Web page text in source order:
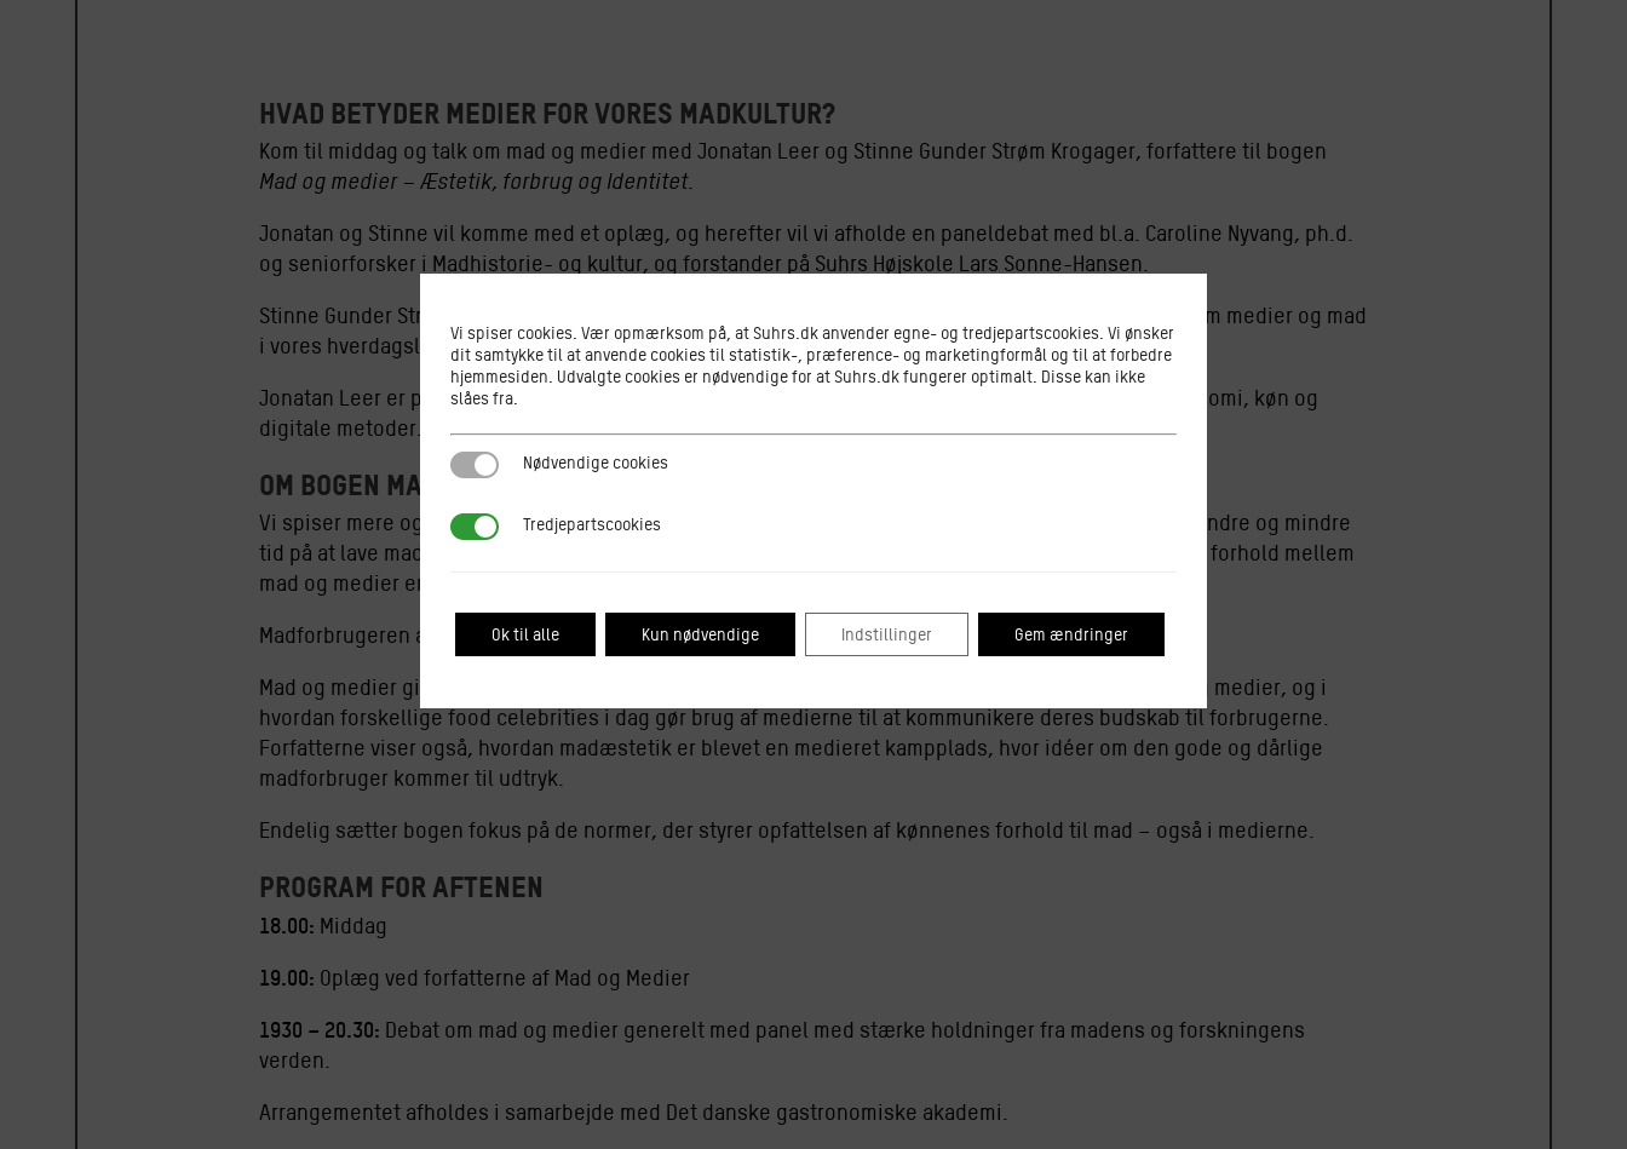
Hvad betyder medier for vores madkultur?
Kom til middag og talk om mad og medier med Jonatan Leer og Stinne Gunder Strøm Krogager, forfattere til bogen
Mad og medier – Æstetik, forbrug og Identitet.
Jonatan og Stinne vil komme med et oplæg, og herefter vil vi afholde en paneldebat med bl.a. Caroline Nyvang, ph.d.
og seniorforsker i Madhistorie- og kultur, og forstander på Suhrs Højskole Lars Sonne-Hansen.
Stinne Gunder Strøm Krogager er lektor (AAU), ph.d. og medieforsker med interesse i forholdet mellem medier og mad
i vores hverdagsliv, køn og metode.
Jonatan Leer er ph.d., adjunkt (AAU) og madkulturforsker med speciale i madmedier, oplevelsesøkonomi, køn og
digitale metoder.
Om bogen Mad & Medier
Vi spiser mere og mere alene, mens folk samles i nye online madfællesskaber. Vi bruger generelt mindre og mindre
tid på at lave mad, men tager og poster billeder af mad som aldrig før. Paradokserne i det komplekse forhold mellem
mad og medier er mange.
Madforbrugeren anno 2021 er også medieforbruger.
Mad og medier giver en grundlæggende indføring i det historiske aspekt af forholdet mellem mad og medier, og i
hvordan forskellige food celebrities i dag gør brug af medierne til at kommunikere deres budskab til forbrugerne.
Forfatterne viser også, hvordan madæstetik er blevet en medieret kampplads, hvor idéer om den gode og dårlige
madforbruger kommer til udtryk.
Endelig sætter bogen fokus på de normer, der styrer opfattelsen af kønnenes forhold til mad – også i medierne.
Program for aftenen
18.00: Middag
19.00: Oplæg ved forfatterne af Mad og Medier
1930 – 20.30: Debat om mad og medier generelt med panel med stærke holdninger fra madens og forskningens
verden.
Arrangementet afholdes i samarbejde med Det danske gastronomiske akademi
Vi spiser cookies. Vær opmærksom på, at Suhrs.dk anvender egne- og tredjepartscookies. Vi ønsker
dit samtykke til at anvende cookies til statistik-, præference- og marketingformål og til at forbedre
hjemmesiden. Udvalgte cookies er nødvendige for at Suhrs.dk fungerer optimalt. Disse kan ikke
slåes fra.
Nødvendige cookies
Nødvendige cookies
Tredjepartscookies
Tredjepartscookies
Ok til alle Kun nødvendige Indstillinger Gem ændringer